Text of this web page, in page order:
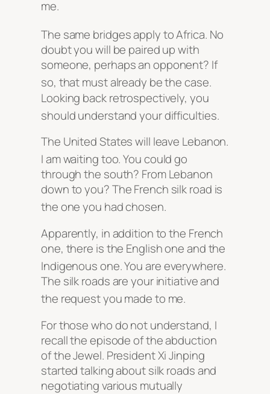
me.
The same bridges apply to Africa. No
doubt you will be paired up with
someone, perhaps an opponent? If
so, that must already be the case.
Looking back retrospectively, you
should understand your difficulties.
The United States will leave Lebanon.
I am waiting too. You could go
through the south? From Lebanon
down to you? The French silk road is
the one you had chosen.
Apparently, in addition to the French
one, there is the English one and the
Indigenous one. You are everywhere.
The silk roads are your initiative and
the request you made to me.
For those who do not understand, I
recall the episode of the abduction
of the Jewel. President Xi Jinping
started talking about silk roads and
negotiating various mutually